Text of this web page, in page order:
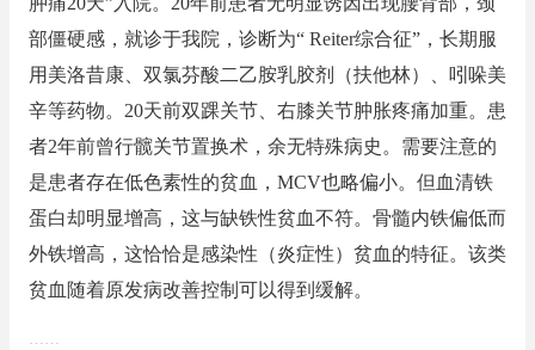
部僵硬感，就诊于我院，诊断为“ Reiter综合征”，长期服
用美洛昔康、双氯芬酸二乙胺乳胶剂（扶他林）、吲哚美
辛等药物。20天前双踝关节、右膝关节肿胀疼痛加重。患
者2年前曾行髋关节置换术，余无特殊病史。需要注意的
是患者存在低色素性的贫血，MCV也略偏小。但血清铁
蛋白却明显增高，这与缺铁性贫血不符。骨髓内铁偏低而
外铁增高，这恰恰是感染性（炎症性）贫血的特征。该类
贫血随着原发病改善控制可以得到缓解。
……